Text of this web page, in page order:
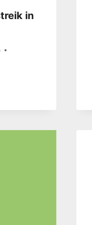
in